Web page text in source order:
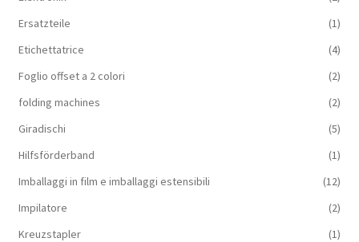
Ersatzteile
(1)
Etichettatrice
(4)
Foglio offset a 2 colori
(2)
folding machines
(2)
Giradischi
(5)
Hilfsförderband
(1)
Imballaggi in film e imballaggi estensibili
(12)
Impilatore
(2)
Kreuzstapler
(1)